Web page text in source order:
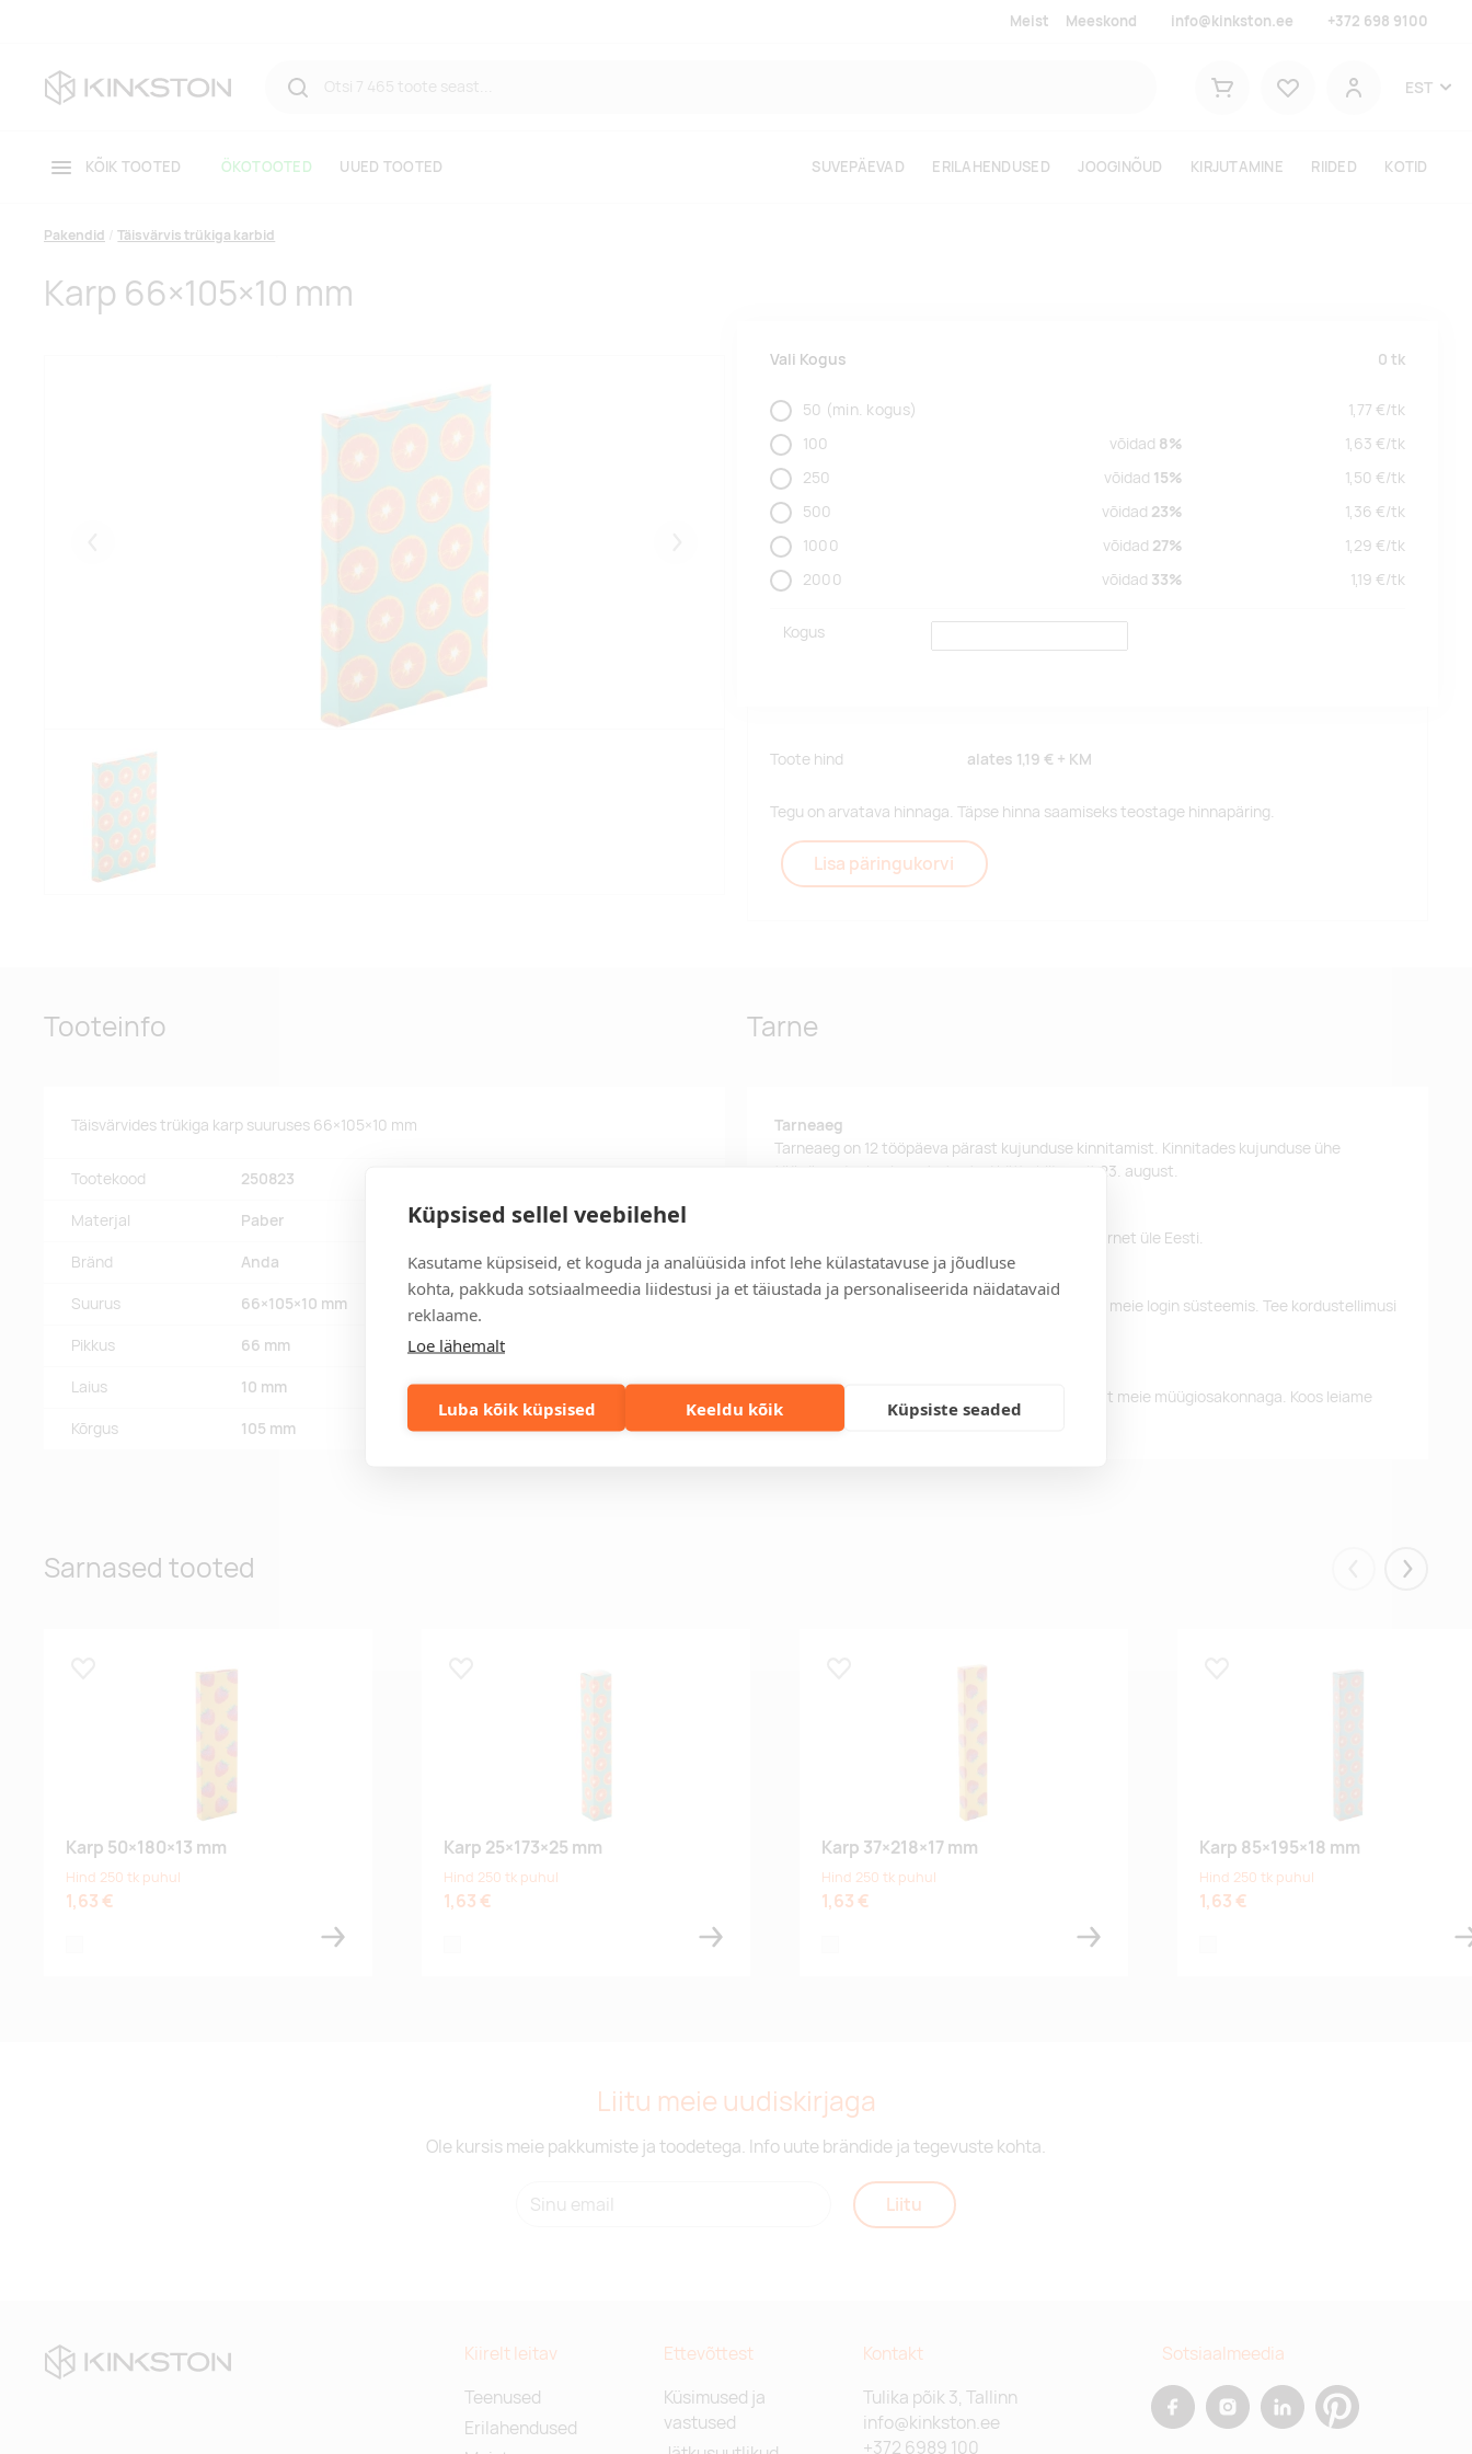
Küpsised sellel veebilehel
Kasutame küpsiseid, et koguda ja analüüsida infot lehe külastatavuse ja jõudluse
kohta, pakkuda sotsiaalmeedia liidestusi ja et täiustada ja personaliseerida näidatavaid
reklaame.
Loe lähemalt
Luba kõik küpsised Keeldu kõik Küpsiste seaded
Meist Meeskond info@kinkston.ee +372 698 9100
Ostukorv
Kasutaja
EST
KÕIK TOOTED ÖKOTOOTED UUED TOOTED SUVEPÄEVAD ERILAHENDUSED JOOGINÕUD KIRJUTAMINE RIIDED KOTID
Pakendid Täisvärvis trükiga karbid
Karp 66×105×10 mm
Vali Kogus 0 tk
50 (min. kogus) 1,77 €/tk
100
võidad 8% 1,63 €/tk
250
võidad 15% 1,50 €/tk
500
võidad 23% 1,36 €/tk
1000
võidad 27% 1,29 €/tk
2000
võidad 33% 1,19 €/tk
Kogus
Toote hind alates 1,19 € + KM
Tegu on arvatava hinnaga. Täpse hinna saamiseks teostage hinnapäring.
Lisa päringukorvi
Tooteinfo
Täisvärvides trükiga karp suuruses 66×105×10 mm
Tootekood 250823
Materjal Paber
Bränd Anda
Suurus 66×105×10 mm
Pikkus 66 mm
Laius 10 mm
Kõrgus 105 mm
Tarne
Tarneaeg
Tarneaeg on 12 tööpäeva pärast kujunduse kinnitamist. Kinnitades kujunduse ühe
tööpäeva jooksul, saate tooted kätte hiljemalt 23. august.
Üle 500 euro tellimuste puhul pakume tasuta tarnet üle Eesti.
Tellimuste info
Jälgi oma olemasolevaid ning eelnevaid tellimusi meie login süsteemis. Tee kordustellimusi
Kiirema tarneaja vajadusel palun võtke ühendust meie müügiosakonnaga. Koos leiame
lahenduse!
Sarnased tooted Eelmised
Karp 50×180×13 mm
Hind 250 tk puhul
1,63 €
Karp 25×173×25 mm
Hind 250 tk puhul
1,63 €
Karp 37×218×17 mm
Hind 250 tk puhul
1,63 €
Karp 85×195×18 mm
Hind 250 tk puhul
1,63 €
Liitu meie uudiskirjaga
Ole kursis meie pakkumiste ja toodetega. Info uute brändide ja tegevuste kohta.
Liitu
Kiirelt leitav
Teenused
Erilahendused
Ettevõttest
Küsimused ja
vastused
Kontakt
Tulika põik 3, Tallinn
info@kinkston.ee
+372 6989 100
Sotsiaalmeedia